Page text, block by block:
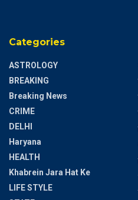
Categories
ASTROLOGY
BREAKING
Breaking News
CRIME
DELHI
Haryana
HEALTH
Khabrein Jara Hat Ke
LIFE STYLE